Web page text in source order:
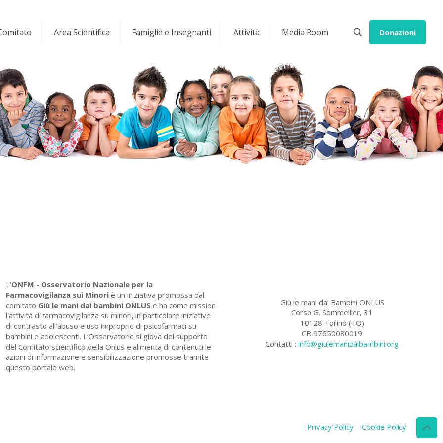
Area Scientifica Famiglie e Insegnanti Attività Media Room Donazioni
L'ONFM - Osservatorio Nazionale per la
Farmacovigilanza sui Minori è un iniziativa promossa dal
comitato Giù le mani dai bambini ONLUS e ha come mission
l'attività di farmacovigilanza su minori, in particolare iniziative
di contrasto all’abuso e uso improprio di psicofarmaci su
bambini e adolescenti. L’Osservatorio si giova del supporto
del Comitato scientifico della Onlus e alimenta di contenuti le
azioni di informazione e sensibilizzazione promosse tramite
questo portale web.
Giù le mani dai Bambini ONLUS
Corso G. Sommeilier, 31
10128 Torino (TO)
CF: 97650080019
Contatti :info@giulemanidaibambini.org
Privacy Policy Cookie Policy